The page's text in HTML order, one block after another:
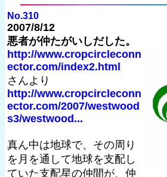
No.310
2007/8/12
悪者が仲たがいしだした。
http://www.cropcircleconn
ector.com/index2.html
さんより
http://www.cropcircleconn
ector.com/2007/westwood
s3/westwood...
真ん中は地球で、その周り
を月を通して地球を支配し
ていた支配星の仲間が、仲